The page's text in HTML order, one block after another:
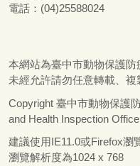
電話：(04)25588024
本網站為臺中市動物保護防
未經允許請勿任意轉載、複
Copyright 臺中市動物保護
and Health Inspection Office
建議使用IE11.0或Firefox瀏
瀏覽解析度為1024 x 768